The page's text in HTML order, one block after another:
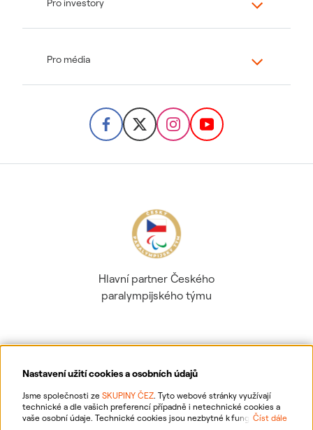
Nastavení užití cookies a osobních údajů
Jsme společnosti ze SKUPINY ČEZ. Tyto webové stránky využívají
technické a dle vašich preferencí případně i netechnické cookies a
vaše osobní údaje. Technické cookies jsou nezbytné k fungováníČíst dále
Pro investory
Pro média
Hlavní partner Českého
paralympijského týmu
Ochrana osobních údajů
Informace o webu